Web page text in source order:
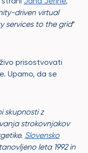
driven virtual
services to the grid”
prisostvovati
Upamo, da se
skupnosti z
strokovnjakov
Slovensko
leta 1992 in